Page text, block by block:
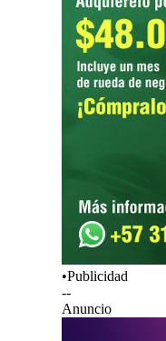
•Publicidad
--
Anuncio